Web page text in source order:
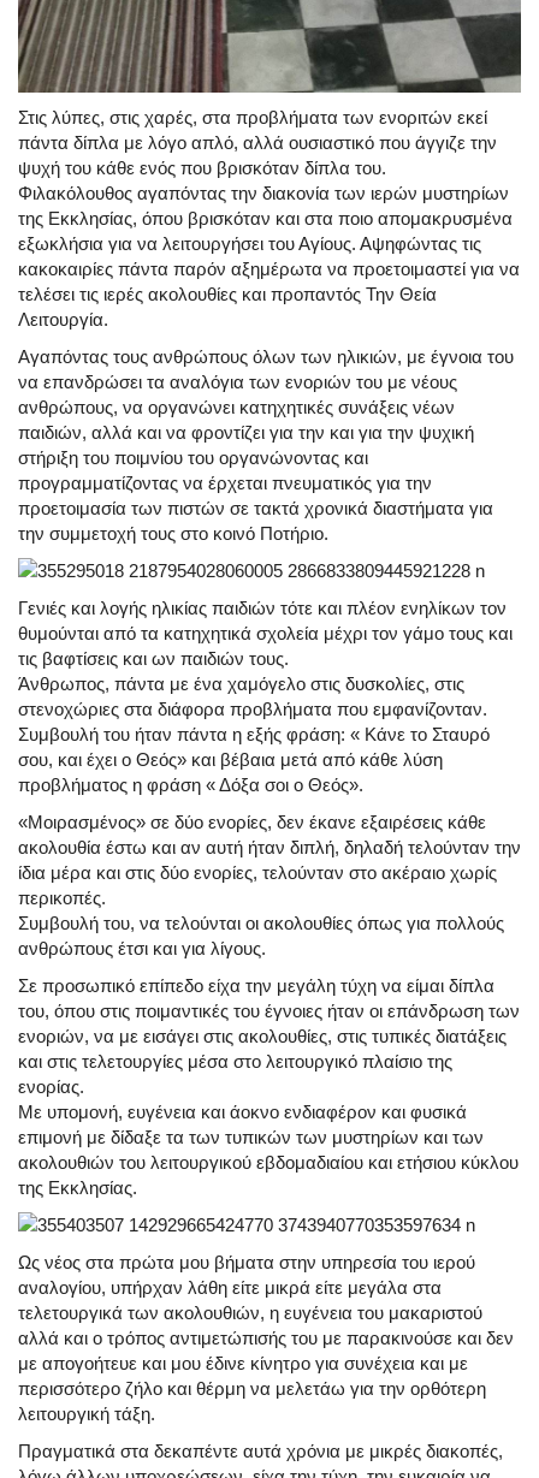
Στις λύπες, στις χαρές, στα προβλήματα των ενοριτών εκεί
πάντα δίπλα με λόγο απλό, αλλά ουσιαστικό που άγγιζε την
ψυχή του κάθε ενός που βρισκόταν δίπλα του.
Φιλακόλουθος αγαπόντας την διακονία των ιερών μυστηρίων
της Εκκλησίας, όπου βρισκόταν και στα ποιο απομακρυσμένα
εξωκλήσια για να λειτουργήσει του Αγίους. Αψηφώντας τις
κακοκαιρίες πάντα παρόν αξημέρωτα να προετοιμαστεί για να
τελέσει τις ιερές ακολουθίες και προπαντός Την Θεία
Λειτουργία.
Αγαπόντας τους ανθρώπους όλων των ηλικιών, με έγνοια του
να επανδρώσει τα αναλόγια των ενοριών του με νέους
ανθρώπους, να οργανώνει κατηχητικές συνάξεις νέων
παιδιών, αλλά και να φροντίζει για την και για την ψυχική
στήριξη του ποιμνίου του οργανώνοντας και
προγραμματίζοντας να έρχεται πνευματικός για την
προετοιμασία των πιστών σε τακτά χρονικά διαστήματα για
την συμμετοχή τους στο κοινό Ποτήριο.
Γενιές και λογής ηλικίας παιδιών τότε και πλέον ενηλίκων τον
θυμούνται από τα κατηχητικά σχολεία μέχρι τον γάμο τους και
τις βαφτίσεις και ων παιδιών τους.
Άνθρωπος, πάντα με ένα χαμόγελο στις δυσκολίες, στις
στενοχώριες στα διάφορα προβλήματα που εμφανίζονταν.
Συμβουλή του ήταν πάντα η εξής φράση: « Κάνε το Σταυρό
σου, και έχει ο Θεός» και βέβαια μετά από κάθε λύση
προβλήματος η φράση « Δόξα σοι ο Θεός».
«Μοιρασμένος» σε δύο ενορίες, δεν έκανε εξαιρέσεις κάθε
ακολουθία έστω και αν αυτή ήταν διπλή, δηλαδή τελούνταν την
ίδια μέρα και στις δύο ενορίες, τελούνταν στο ακέραιο χωρίς
περικοπές.
Συμβουλή του, να τελούνται οι ακολουθίες όπως για πολλούς
ανθρώπους έτσι και για λίγους.
Σε προσωπικό επίπεδο είχα την μεγάλη τύχη να είμαι δίπλα
του, όπου στις ποιμαντικές του έγνοιες ήταν οι επάνδρωση των
ενοριών, να με εισάγει στις ακολουθίες, στις τυπικές διατάξεις
και στις τελετουργίες μέσα στο λειτουργικό πλαίσιο της
ενορίας.
Με υπομονή, ευγένεια και άοκνο ενδιαφέρον και φυσικά
επιμονή με δίδαξε τα των τυπικών των μυστηρίων και των
ακολουθιών του λειτουργικού εβδομαδιαίου και ετήσιου κύκλου
της Εκκλησίας.
Ως νέος στα πρώτα μου βήματα στην υπηρεσία του ιερού
αναλογίου, υπήρχαν λάθη είτε μικρά είτε μεγάλα στα
τελετουργικά των ακολουθιών, η ευγένεια του μακαριστού
αλλά και ο τρόπος αντιμετώπισής του με παρακινούσε και δεν
με απογοήτευε και μου έδινε κίνητρο για συνέχεια και με
περισσότερο ζήλο και θέρμη να μελετάω για την ορθότερη
λειτουργική τάξη.
Πραγματικά στα δεκαπέντε αυτά χρόνια με μικρές διακοπές,